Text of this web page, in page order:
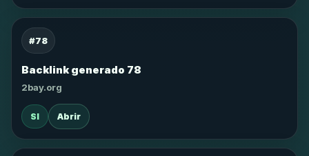
#78
Backlink generado 78
2bay.org
SI Abrir